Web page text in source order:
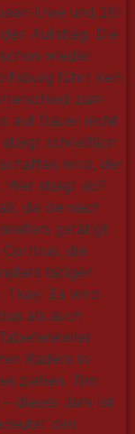
Uwe und 26-
Aufstieg. Die
wieder
führt kein
zum
auf Dauer nicht
schließlich
wird, der
Wer steigt ab?
da sie nach
getätigt
Cottbus, die
tätigen
Tkay: Es wird
als auch
Kaders in
ziehen. Tim:
dieses Jahr ist
den